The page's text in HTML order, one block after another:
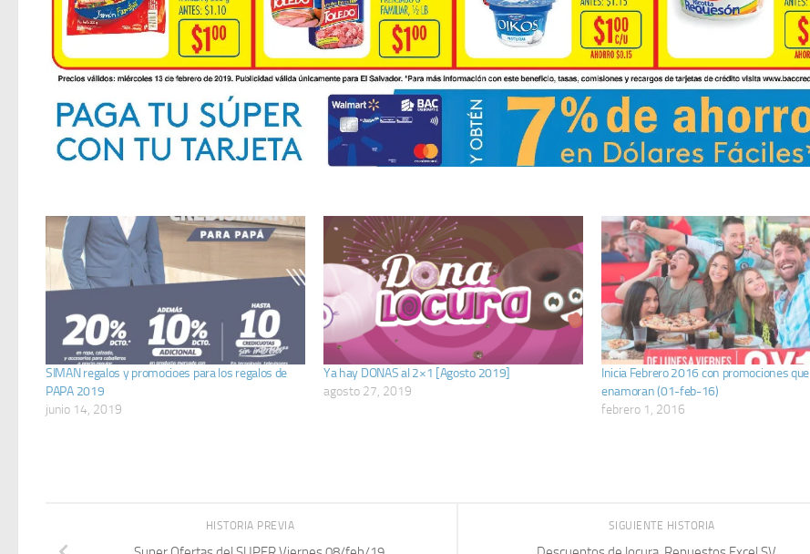
SIMAN regalos y promocioes para los regalos de
PAPA 2019
junio 14, 2019
Ya hay DONAS al 2×1 [Agosto 2019]
agosto 27, 2019
Inicia Febrero 2016 con promociones que
enamoran (01-feb-16)
febrero 1, 2016
SIGUIENTE HISTORIA
HISTORIA PREVIA